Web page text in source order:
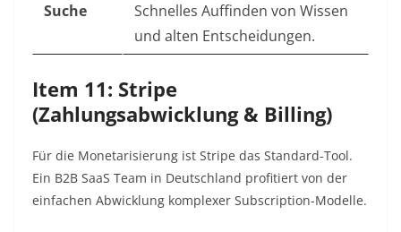
Suche
Schnelles Auffinden von Wissen
und alten Entscheidungen.
Item 11: Stripe
(Zahlungsabwicklung & Billing)
Für die Monetarisierung ist Stripe das Standard-Tool.
Ein B2B SaaS Team in Deutschland profitiert von der
einfachen Abwicklung komplexer Subscription-Modelle.